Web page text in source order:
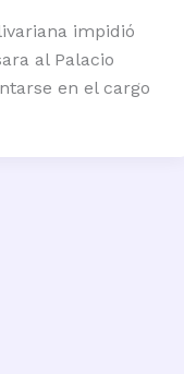
impidió
al Palacio
en el cargo